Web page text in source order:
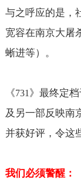
与之呼应的是，
宽容在南京大屠
蜥进等）。
《731 》最终定
及另一部反映南
并获好评，令这
我们必须警醒：